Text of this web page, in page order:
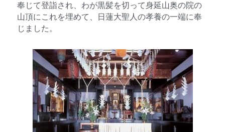
奉じて登詣され、わが黒髪を切って身延山奥の院の
山頂にこれを埋めて、日蓮大聖人の孝養の一端に奉
じました。